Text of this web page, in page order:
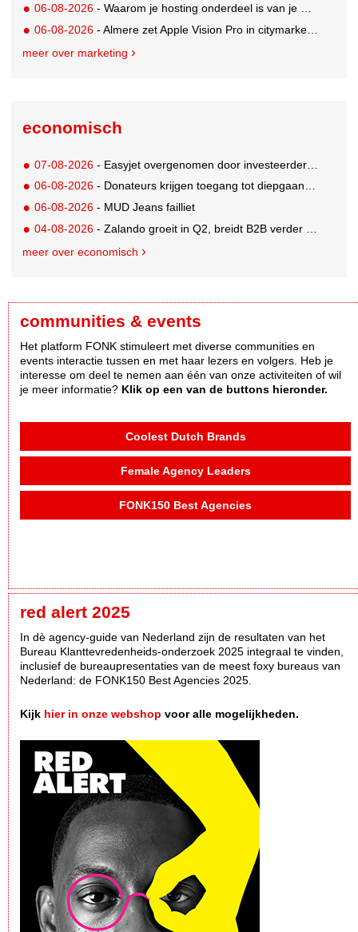
06-08-2026 - Waarom je hosting onderdeel is van je merkstrategie
06-08-2026 - Almere zet Apple Vision Pro in citymarketing
meer over marketing
economisch
07-08-2026 - Easyjet overgenomen door investeerder Apollo
06-08-2026 - Donateurs krijgen toegang tot diepgaandere informatie over goede doelen
06-08-2026 - MUD Jeans failliet
04-08-2026 - Zalando groeit in Q2, breidt B2B verder uit en innoveert met AI
meer over economisch
communities & events
Het platform FONK stimuleert met diverse communities en
events interactie tussen en met haar lezers en volgers. Heb je
interesse om deel te nemen aan één van onze activiteiten of wil
je meer informatie? Klik op een van de buttons hieronder.
Coolest Dutch Brands
Female Agency Leaders
FONK150 Best Agencies
red alert 2025
In dè agency-guide van Nederland zijn de resultaten van het
Bureau Klanttevredenheids-onderzoek 2025 integraal te vinden,
inclusief de bureaupresentaties van de meest foxy bureaus van
Nederland: de FONK150 Best Agencies 2025.
Kijk hier in onze webshop voor alle mogelijkheden.